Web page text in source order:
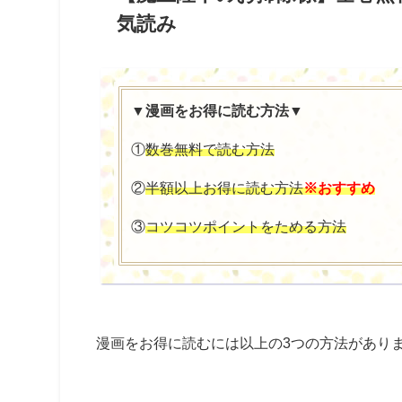
気読み
▼漫画をお得に読む方法▼
①数巻無料で読む方法
②半額以上お得に読む方法※おすすめ
③コツコツポイントをためる方法
漫画をお得に読むには以上の3つの方法があり